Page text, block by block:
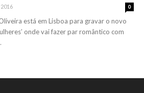
0
está em Lisboa para gravar o novo
onde vai fazer par romântico com